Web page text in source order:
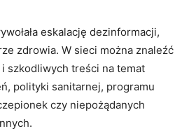
eskalację dezinformacji,
zdrowia. W sieci można znaleźć
szkodliwych treści na temat
polityki sanitarnej, programu
czy niepożądanych